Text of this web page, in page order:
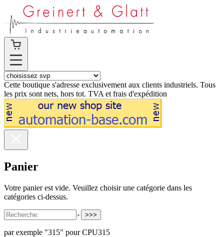
Cette boutique s'adresse exclusivement aux clients industriels. Tous
les prix sont nets, hors tot. TVA et frais d'expédition
Panier
Votre panier est vide. Veuillez choisir une catégorie dans les
catégories ci-dessus.
>>>
par exemple "315" pour CPU315